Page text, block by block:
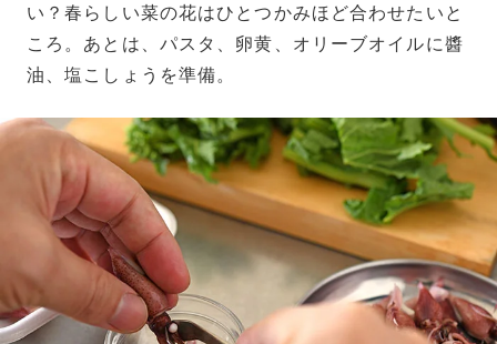
い？春らしい菜の花はひとつかみほど合わせたいと
ころ。あとは、パスタ、卵黄、オリーブオイルに醬
油、塩こしょうを準備。